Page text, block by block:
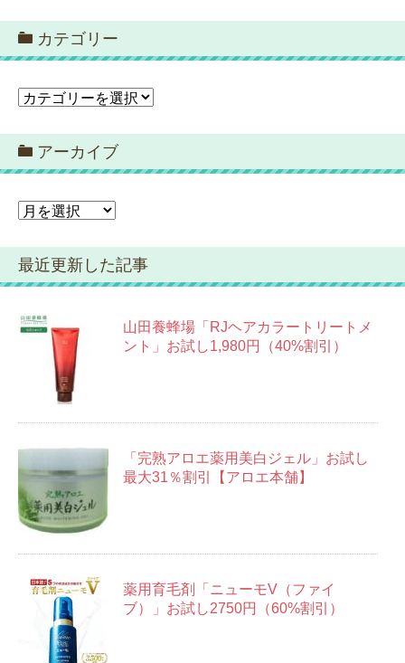
カテゴリー
カ
ゴ
リ
ー
アーカイブ
ア
カ
イ
ブ
最近更新した記事
山田養蜂場「RJヘアカラートリートメ
ント」お試し1,980円（40%割引）
「完熟アロエ薬用美白ジェル」お試し
最大31％割引【アロエ本舗】
薬用育毛剤「ニューモV（ファイ
ブ）」お試し2750円（60%割引）